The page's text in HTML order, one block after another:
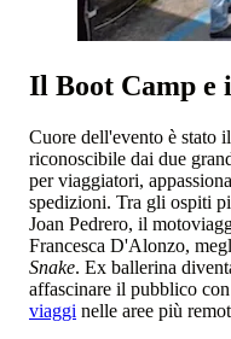
Il Boot Camp e
Cuore dell'evento è stato
riconoscibile dai due
per viaggiatori,
spedizioni. Tra gli ospiti
Joan Pedrero, il
Francesca D'Alonzo,
Snake. Ex ballerina
affascinare il pubblico
viaggi nelle aree più